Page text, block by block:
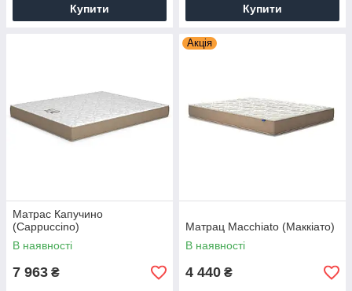
Купити Купити
Матрас Капучино
(Cappuccino)
В наявності
7 963 ₴
Акція
Матрац Macchiato (Маккіато)
В наявності
4 440 ₴